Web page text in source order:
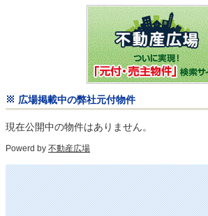
広場掲載中の弊社元付物件
現在公開中の物件はありません。
Powerd by 不動産広場